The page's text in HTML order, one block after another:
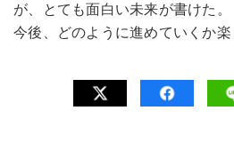
が、とても面白い未来が書けた。
今後、どのように進めていくか楽